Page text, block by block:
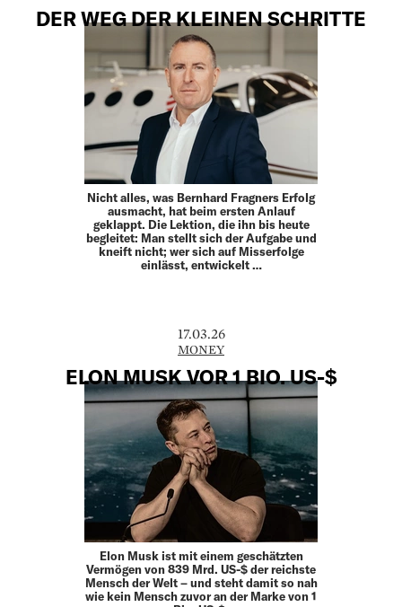
DER WEG DER KLEINEN SCHRITTE
Nicht alles, was Bernhard Fragners Erfolg
ausmacht, hat beim ersten Anlauf
geklappt. Die Lektion, die ihn bis heute
begleitet: Man stellt sich der Aufgabe und
kneift nicht; wer sich auf Misserfolge
einlässt, entwickelt …
17.03.26
MONEY
ELON MUSK VOR 1 BIO. US-$
Elon Musk ist mit einem geschätzten
Vermögen von 839 Mrd. US-$ der reichste
Mensch der Welt – und steht damit so nah
wie kein Mensch zuvor an der Marke von 1